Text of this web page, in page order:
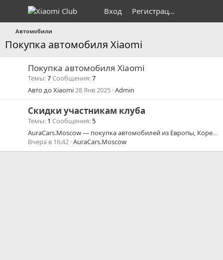
Вход Регистрация
Автомобили
Покупка автомобиля Xiaomi
Покупка автомобиля Xiaomi
Темы 7 Сообщения 7
Авто до Xiaomi28 Янв 2025 Admin
Скидки участникам клуба
Темы 1 Сообщения 5
AuraCars.Moscow — покупка автомобилей из Европы, Кореи и Китая | КАСКО и ОСАГО со скидками
Вчера в 16:42 AuraCars.Moscow